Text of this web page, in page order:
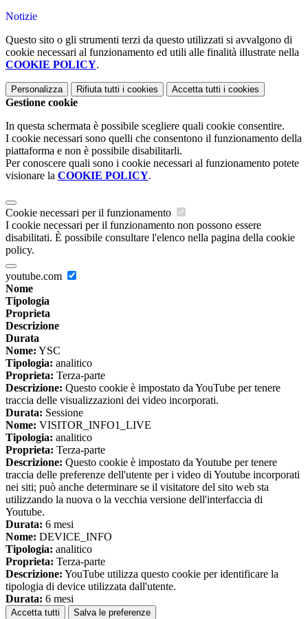
Notizie
Questo sito o gli strumenti terzi da questo utilizzati si avvalgono di
cookie necessari al funzionamento ed utili alle finalità illustrate nella
COOKIE POLICY.
Personalizza Rifiuta tutti i cookies Accetta tutti i cookies
Gestione cookie
In questa schermata è possibile scegliere quali cookie consentire.
I cookie necessari sono quelli che consentono il funzionamento della
piattaforma e non è possibile disabilitarli.
Per conoscere quali sono i cookie necessari al funzionamento potete
visionare la COOKIE POLICY.
Cookie necessari per il funzionamento
I cookie necessari per il funzionamento non possono essere
disabilitati. È possibile consultare l'elenco nella pagina della cookie
policy.
youtube.com
Nome
Tipologia
Proprieta
Descrizione
Durata
Nome: YSC
Tipologia: analitico
Proprieta: Terza-parte
Descrizione: Questo cookie è impostato da YouTube per tenere
traccia delle visualizzazioni dei video incorporati.
Durata: Sessione
Nome: VISITOR_INFO1_LIVE
Tipologia: analitico
Proprieta: Terza-parte
Descrizione: Questo cookie è impostato da Youtube per tenere
traccia delle preferenze dell'utente per i video di Youtube incorporati
nei siti; può anche determinare se il visitatore del sito web sta
utilizzando la nuova o la vecchia versione dell'interfaccia di
Youtube.
Durata: 6 mesi
Nome: DEVICE_INFO
Tipologia: analitico
Proprieta: Terza-parte
Descrizione: YouTube utilizza questo cookie per identificare la
tipologia di device utilizzata dall'utente.
Durata: 6 mesi
Accetta tutti Salva le preferenze